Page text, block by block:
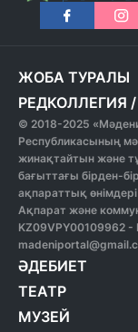
ЖОБА ТУРАЛЫ
РЕДКОЛЛЕГИЯ /
© 2018-2025
Республикасының
жинақтайтын және
бағыттағы бірден-
ақпараттық
Ақпарат және
KZ09VPY00109962 -
ӘДЕБИЕТ
ТЕАТР
МУЗЕЙ